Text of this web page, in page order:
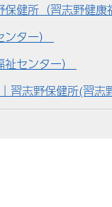
健所（習志野健康
ター）
センター）
志野保健所(習志